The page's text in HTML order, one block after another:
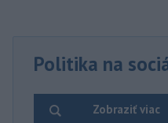
Politika na
Zobraziť viac